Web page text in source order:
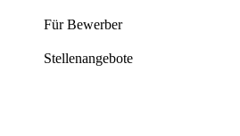
Für Bewerber
Stellenangebote